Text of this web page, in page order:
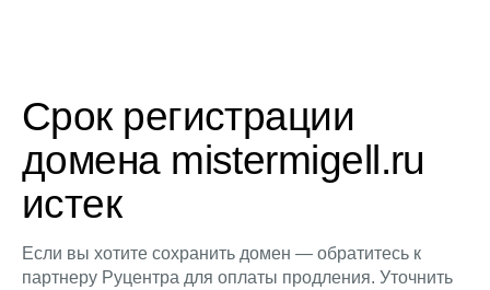
Срок регистрации
домена mistermigell.ru
истек
Если вы хотите сохранить домен — обратитесь к
партнеру Руцентра для оплаты продления. Уточнить